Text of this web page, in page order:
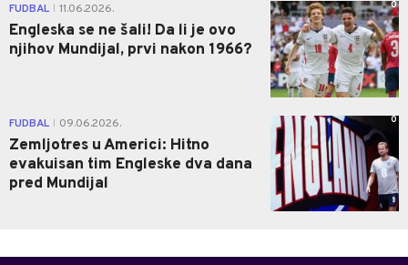
FUDBAL 11.06.2026.
Engleska se ne šali! Da li je ovo
njihov Mundijal, prvi nakon 1966?
0
FUDBAL 09.06.2026.
Zemljotres u Americi: Hitno
evakuisan tim Engleske dva dana
pred Mundijal
0